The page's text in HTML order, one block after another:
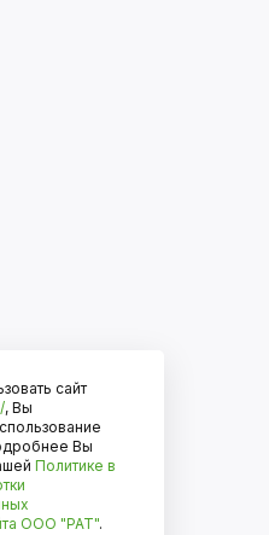
сайт
, Вы
Вы
Политике в
ООО "РАТ".